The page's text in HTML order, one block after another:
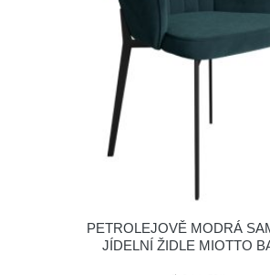
PETROLEJOVĚ MODRÁ
JÍDELNÍ ŽIDLE MIOTTO